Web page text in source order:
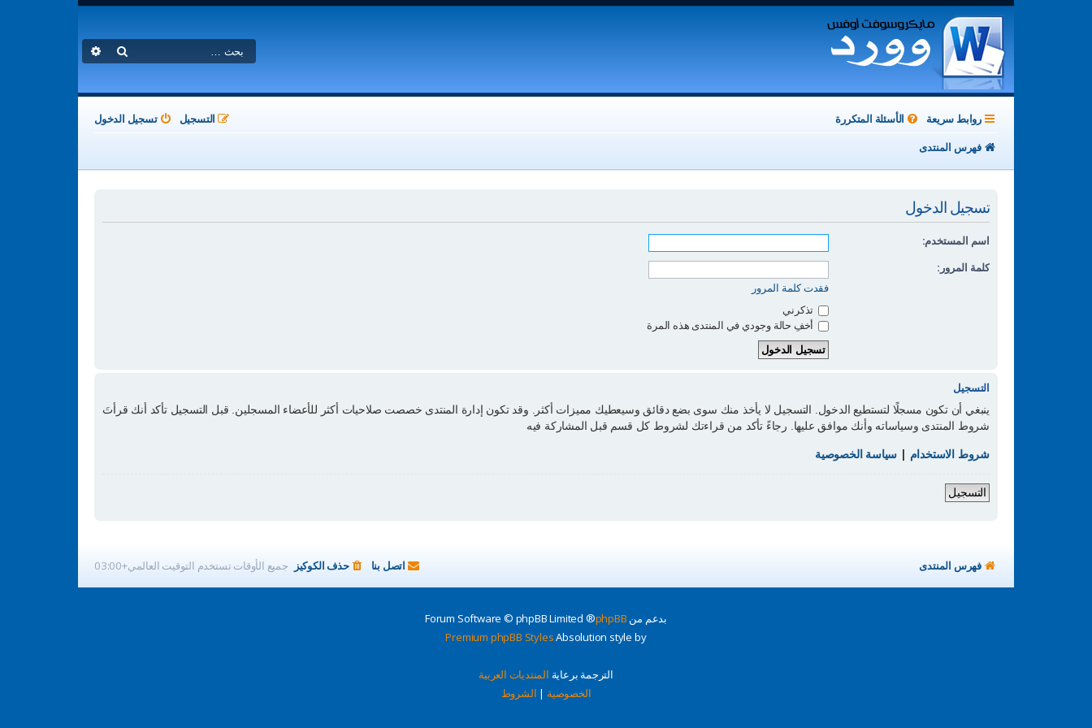
بحث
روابط سريعة الأسئلة المتكررة تسجيل الدخول
التسجيل
فهرس المنتدى
تسجيل الدخول
اسم المستخدم:
كلمة المرور:
فقدت كلمة المرور
تذكرني
أخفِ حالة وجودي في المنتدى هذه المرة
التسجيل
ينبغي أن تكون مسجلًا لتستطيع الدخول. التسجيل لا يأخذ منك سوى بضع دقائق وسيعطيك مميزات أكثر. وقد تكون إدارة المنتدى خصصت صلاحيات أكثر للأعضاء المسجلين. قبل التسجيل تأكد أنك قرأتَ
شروط المنتدى وسياساته وأنك موافق عليها. رجاءً تأكد من قراءتك لشروط كل قسم قبل المشاركة فيه
شروط الاستخدام | سياسة الخصوصية
التسجيل
فهرس المنتدى جميع الأوقات تستخدم التوقيت العالمي+03:00 حذف الكوكيز اتصل بنا
بدعم من phpBB
® Forum Software © phpBB Limited
Absolution style by
Premium phpBB Styles
الترجمة برعاية المنتديات العربية
الخصوصية | الشروط